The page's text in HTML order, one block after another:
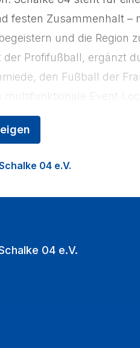
festen Zusammenhalt –
und die Region
Profifußball, ergänzt
den Fußball der
eine Million Fußballfans
04 e.V.
04 e.V.